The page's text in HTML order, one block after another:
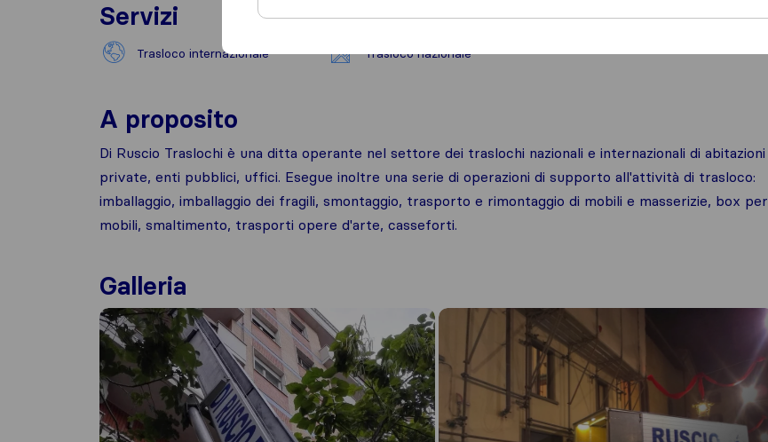
Servizi
Trasloco internazionale Trasloco nazionale
A proposito
Di Ruscio Traslochi è una ditta operante nel settore dei traslochi nazionali e internazionali di abitazioni
private, enti pubblici, uffici. Esegue inoltre una serie di operazioni di supporto all'attività di trasloco:
imballaggio, imballaggio dei fragili, smontaggio, trasporto e rimontaggio di mobili e masserizie, box per
mobili, smaltimento, trasporti opere d'arte, casseforti.
Galleria